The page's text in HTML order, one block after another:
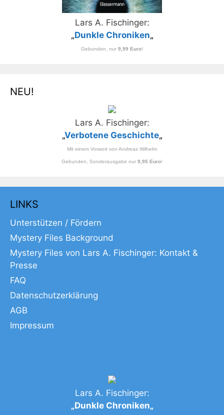
Lars A. Fischinger:
„Dunkle Chroniken„
Gebunden, nur 9,99 Euro!
NEU!
Lars A. Fischinger:
„Verbotene Geschichte„
Mit einem Vorwort von Andreas Wilhelm
Gebunden, Sonderausgabe nur 9,95 Euro!
LINKS
Unterstützen / Fördern
Mystery Files Background
Mystery Files von Lars A. Fischinger: Kontakt &
Presse
FAQ
Datenschutzerklärung
AGB
Impressum
Lars A. Fischinger:
„Dunkle Chroniken„